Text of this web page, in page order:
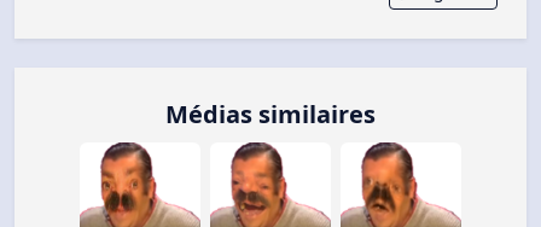
Médias similaires